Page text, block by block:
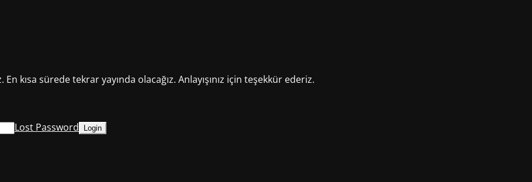
kısa sürede tekrar yayında olacağız. Anlayışınız için teşekkür ederiz.
Lost Password